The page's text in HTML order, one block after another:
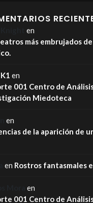
en
más embrujados
en
001 Centro de
Miedoteca
en
de la aparición de
en Rostros fantasmales
en
001 Centro de